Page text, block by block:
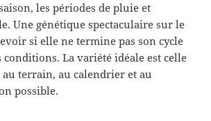
les périodes de pluie et
Une génétique spectaculaire sur le
si elle ne termine pas son cycle
conditions. La variété idéale est celle
terrain, au calendrier et au
possible.